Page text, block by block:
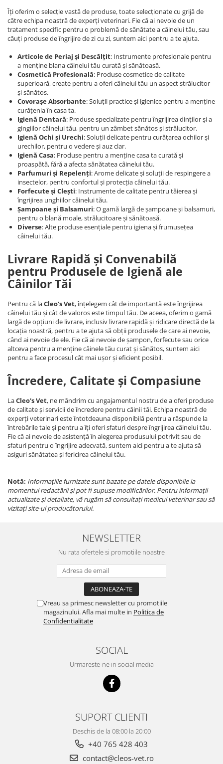
Îți oferim o selecție vastă de produse, toate selecționate cu grijă de
către echipa noastră de experți veterinari. Fie că ai nevoie de un
tratament specific pentru o problemă de sănătate a câinelui tău, sau
căuți produse de îngrijire de zi cu zi, suntem aici pentru a te ajuta.
Articole de Periaj și Descălțit: Instrumente profesionale pentru
a menține blana câinelui tău curată și sănătoasă.
Cosmetică Profesională: Produse cosmetice de calitate
superioară, create pentru a oferi câinelui tău un aspect strălucitor
și sănătos.
Covorașe Absorbante: Soluții practice și igienice pentru a menține
curățenia în casa ta.
Igienă Dentară: Produse specializate pentru îngrijirea dinților și a
gingiilor câinelui tău, pentru un zâmbet sănătos și strălucitor.
Igienă Ochi și Urechi: Soluții delicate pentru curățarea ochilor și
urechilor, pentru o vedere și auz clar.
Igienă Casa: Produse pentru a menține casa ta curată și
proaspătă, fără a afecta sănătatea câinelui tău.
Parfumuri și Repelenți: Arome delicate și soluții de respingere a
insectelor, pentru confortul și protecția câinelui tău.
Forfecute și Clești: Instrumente de calitate pentru tăierea și
îngrijirea unghiilor câinelui tău.
Șampoane și Balsamuri: O gamă largă de șampoane și balsamuri,
pentru o blană moale, strălucitoare și sănătoasă.
Diverse: Alte produse esențiale pentru igiena și frumusețea
câinelui tău.
Livrare Rapidă și Convenabilă
pentru Produsele de Igienă ale
Câinilor Tăi
Pentru că laCleo's Vet, înțelegem cât de importantă este îngrijirea
câinelui tău și cât de valoros este timpul tău. De aceea, oferim o gamă
largă de opțiuni de livrare, inclusiv livrare rapidă și ridicare directă de la
locația noastră, pentru a te ajuta să obții produsele de care ai nevoie,
când ai nevoie de ele. Fie că ai nevoie de șampon, forfecute sau orice
altceva pentru a menține câinele tău curat și sănătos, suntem aici
pentru a face procesul cât mai ușor și eficient posibil.
Încredere, Calitate și Compasiune
LaCleo's Vet, ne mândrim cu angajamentul nostru de a oferi produse
de calitate și servicii de încredere pentru câinii tăi. Echipa noastră de
experți veterinari este întotdeauna disponibilă pentru a răspunde la
întrebările tale și pentru a îți oferi sfaturi despre îngrijirea câinelui tău.
Fie că ai nevoie de asistență în alegerea produsului potrivit sau de
sfaturi pentru o îngrijire adecvată, suntem aici pentru a te ajuta să
asiguri sănătatea și fericirea câinelui tău.
Notă: Informațiile furnizate sunt bazate pe datele disponibile la
momentul redactării și pot fi supuse modificărilor. Pentru informații
actualizate și detaliate, vă rugăm să consultați medicul veterinar sau să
vizitați site-ul producătorului.
NEWSLETTER
Nu rata ofertele si promotiile noastre
Vreau sa primesc newsletter cu promotiile
magazinului. Afla mai multe in Politica de
Confidentialitate
SOCIAL
Urmareste-ne in social media
SUPORT CLIENTI
Deschis de la 08:00 la 20:00
+40 765 428 403
contact@cleos-vet.ro